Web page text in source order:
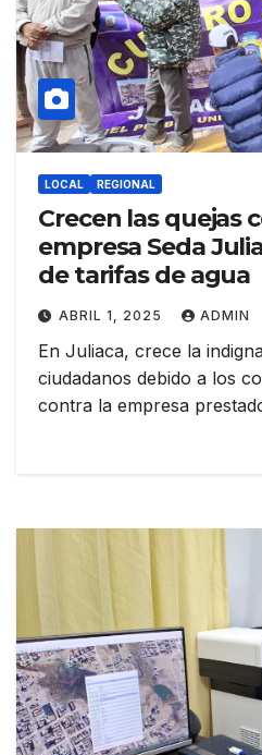
LOCAL REGIONAL
Crecen las quejas
empresa Seda
de tarifas de agua
ABRIL 1, 2025 ADMIN
En Juliaca, crece la
ciudadanos debido a los
contra la empresa